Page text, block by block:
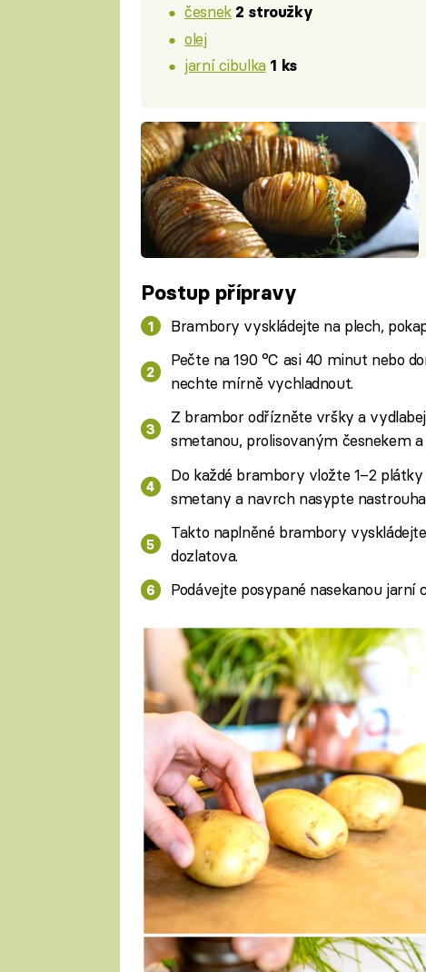
česnek 2 stroužky
olej
jarní cibulka 1 ks
Postup přípravy
Brambory vyskládejte na plech,
Pečte na 190 °C asi 40 minut nebo
nechte mírně vychladnout.
Z brambor odřízněte vršky a
smetanou, prolisovaným česnekem
Do každé brambory vložte 1–2
smetany a navrch nasypte
Takto naplněné brambory
dozlatova.
Podávejte posypané nasekanou jarní